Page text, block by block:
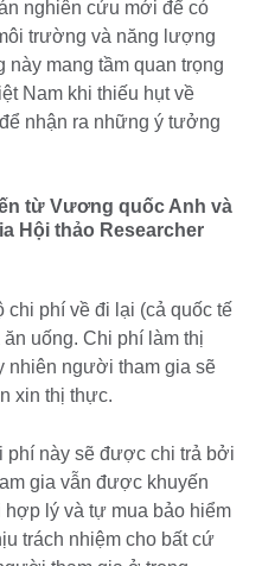
nghiên cứu mới để có
trường và năng lượng
mang tầm quan trọng
Nam khi thiếu hụt về
nhận ra những ý tưởng
từ Vương quốc Anh và
Hội thảo Researcher
chi phí về đi lại (cả quốc tế
uống. Chi phí làm thị
nhiên người tham gia sẽ
xin thị thực.
phí này sẽ được chi trả bởi
gia vẫn được khuyến
lý và tự mua bảo hiểm
trách nhiệm cho bất cứ